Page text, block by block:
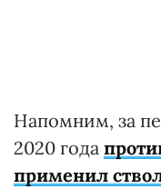
Напомним, за
2020 года
применил